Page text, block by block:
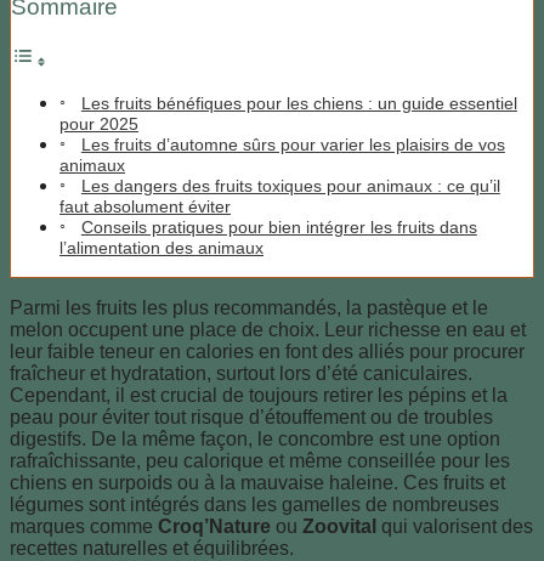
Sommaire
Les fruits bénéfiques pour les chiens : un guide essentiel
pour 2025
Les fruits d’automne sûrs pour varier les plaisirs de vos
animaux
Les dangers des fruits toxiques pour animaux : ce qu’il
faut absolument éviter
Conseils pratiques pour bien intégrer les fruits dans
l’alimentation des animaux
Parmi les fruits les plus recommandés, la pastèque et le
melon occupent une place de choix. Leur richesse en eau et
leur faible teneur en calories en font des alliés pour procurer
fraîcheur et hydratation, surtout lors d’été caniculaires.
Cependant, il est crucial de toujours retirer les pépins et la
peau pour éviter tout risque d’étouffement ou de troubles
digestifs. De la même façon, le concombre est une option
rafraîchissante, peu calorique et même conseillée pour les
chiens en surpoids ou à la mauvaise haleine. Ces fruits et
légumes sont intégrés dans les gamelles de nombreuses
marques comme Croq’Nature ou Zoovital qui valorisent des
recettes naturelles et équilibrées.